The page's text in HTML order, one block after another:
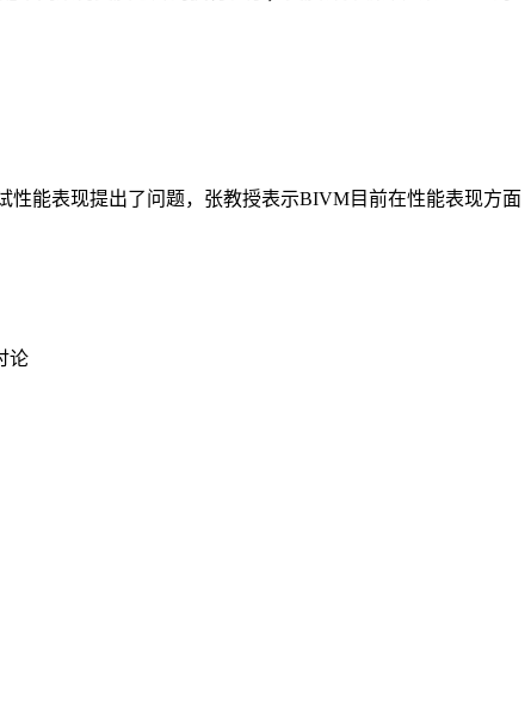
性能表现提出了问题，张教授表示BIVM目前在性能表现方面
论